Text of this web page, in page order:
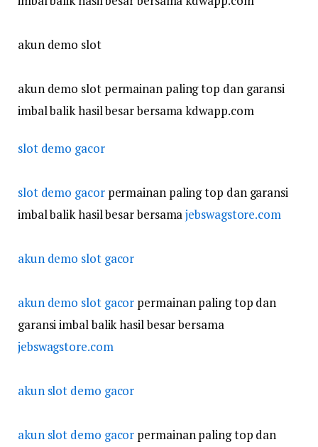
akun demo slot
akun demo slot permainan paling top dan garansi
imbal balik hasil besar bersama kdwapp.com
slot demo gacor
slot demo gacorpermainan paling top dan garansi
imbal balik hasil besar bersamajebswagstore.com
akun demo slot gacor
akun demo slot gacor permainan paling top dan
garansi imbal balik hasil besar bersama
jebswagstore.com
akun slot demo gacor
akun slot demo gacor permainan paling top dan